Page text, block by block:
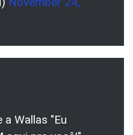
a Wallas "Eu